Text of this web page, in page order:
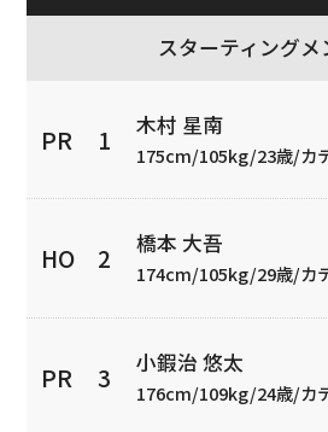
スターティングメ
木村 星南
175cm/105kg/23歳/カ
橋本 大吾
174cm/105kg/29歳/カ
小鍜治 悠太
176cm/109kg/24歳/カ